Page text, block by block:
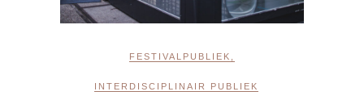
FESTIVALPUBLIEK
INTERDISCIPLINAIR PUBLIEK